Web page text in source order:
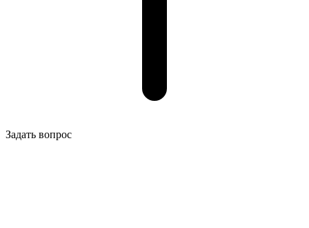
Задать вопрос